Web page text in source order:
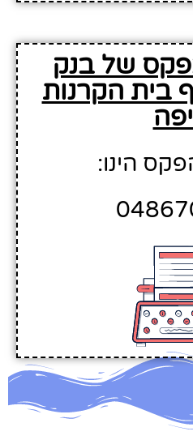
של בנק
בית הקרנות
הינו: